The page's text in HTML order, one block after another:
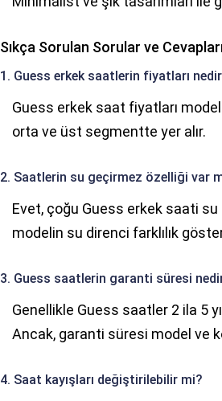
Sıkça Sorulan Sorular ve
1. Guess erkek saatlerin fiyatları
Guess erkek saat fiyatları
orta ve üst segmentte yer alır.
2. Saatlerin su geçirmez özelliği var
Evet, çoğu Guess erkek saati
modelin su direnci farklılık
3. Guess saatlerin garanti süresi
Genellikle Guess saatler 2 ila 5
Ancak, garanti süresi model ve
4. Saat kayışları değiştirilebilir mi?